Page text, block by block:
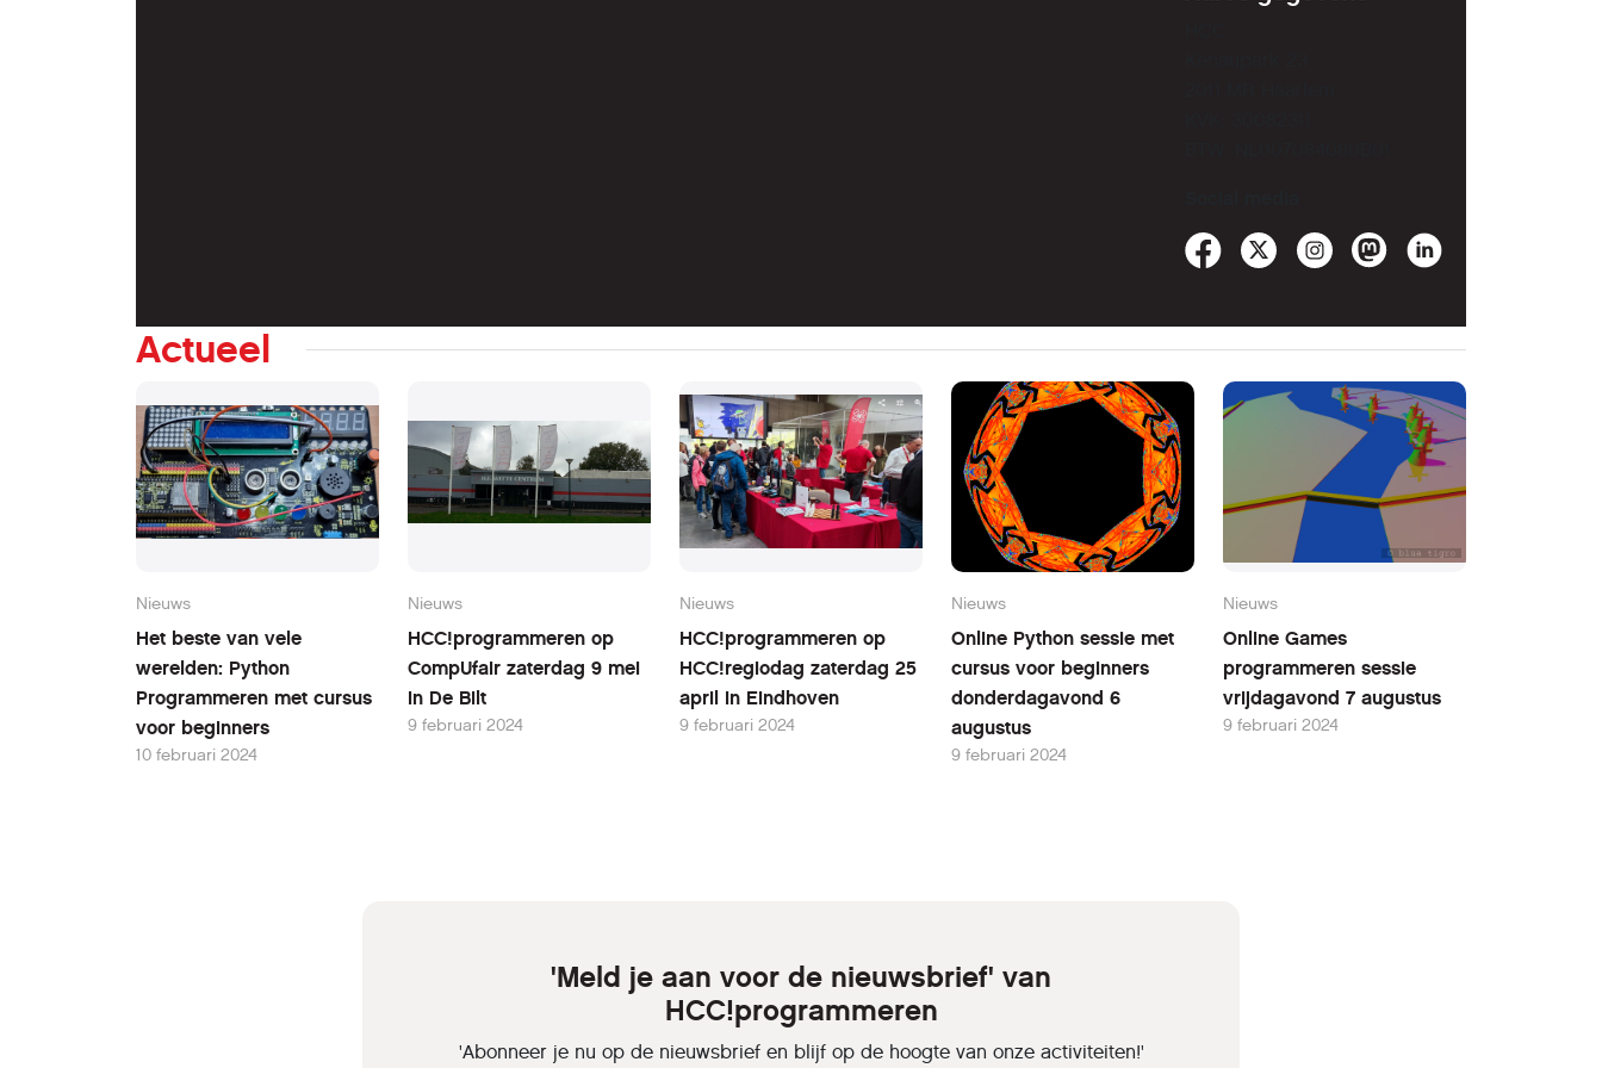
Actueel
Nieuws
Het beste van vele
werelden: Python
Programmeren met cursus
voor beginners
10 februari 2024
Nieuws
HCC!programmeren op
CompUfair zaterdag 9 mei
in De Bilt
9 februari 2024
Nieuws
HCC!programmeren op
HCC!regiodag zaterdag 25
april in Eindhoven
9 februari 2024
Nieuws
Online Python sessie met
cursus voor beginners
donderdagavond 6
augustus
9 februari 2024
Nieuws
Online Games
programmeren sessie
vrijdagavond 7 augustus
9 februari 2024
'Meld je aan voor de nieuwsbrief' van
HCC!programmeren
'Abonneer je nu op de nieuwsbrief en blijf op de hoogte van onze activiteiten!'